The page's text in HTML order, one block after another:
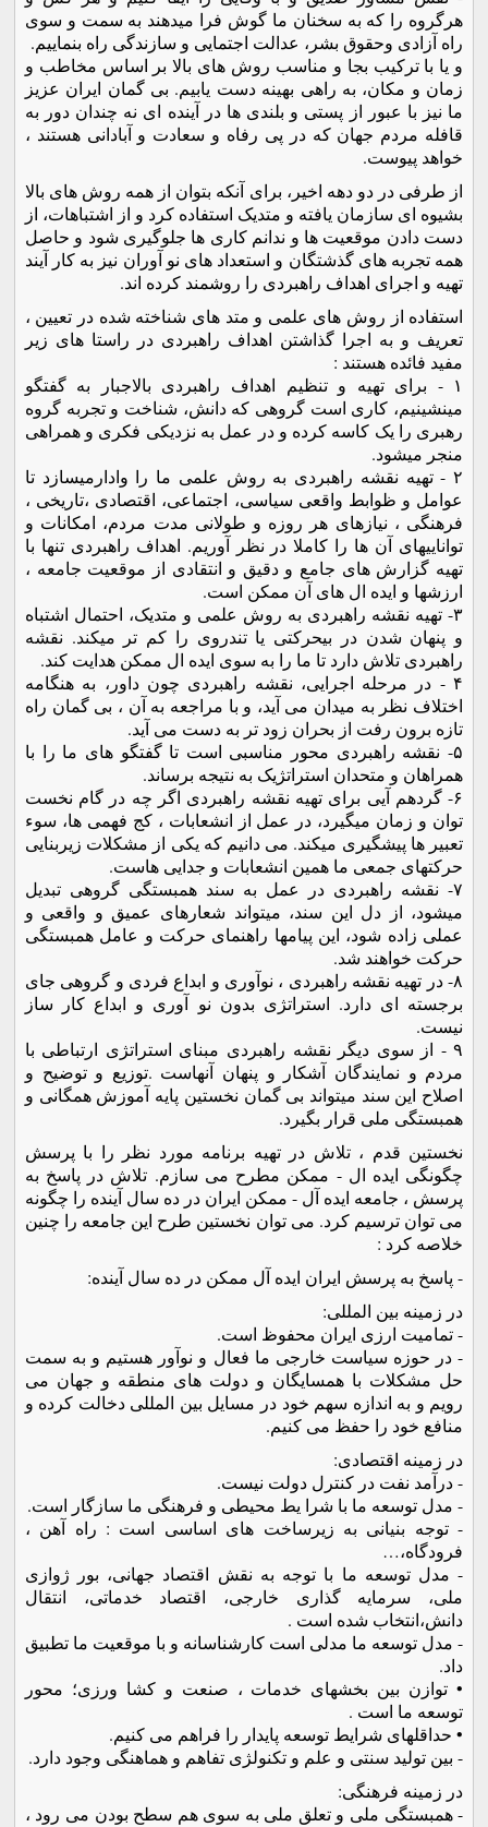
هرگروه را که به سخنان ما گوش فرا ميدهند به سمت و سوی
راه آزادی وحقوق بشر، عدالت اجتمايی و سازندگی راه بنماييم.
و يا با ترکيب بجا و مناسب روش های بالا بر اساس مخاطب و
زمان و مکان، به راهی بهينه دست يابيم. بی گمان ايران عزيز
ما نيز با عبور از پستی و بلندی ها در آينده ای نه چندان دور به
قافله مردم جهان که در پی رفاه و سعادت و آبادانی هستند ،
خواهد پيوست.
از طرفی در دو دهه اخير، برای آنکه بتوان از همه روش های بالا
بشيوه ای سازمان يافته و متديک استفاده کرد و از اشتباهات، از
دست دادن موقعيت ها و ندانم کاری ها جلوگيری شود و حاصل
همه تجربه های گذشتگان و استعداد های نو آوران نيز به کار آيند
تهيه و اجرای اهداف راهبردی را روشمند کرده اند.
استفاده از روش های علمی و متد های شناخته شده در تعيين ،
تعريف و به اجرا گذاشتن اهداف راهبردی در راستا های زير
مفيد فائده هستند :
۱ - برای تهيه و تنظيم اهداف راهبردی بالاجبار به گفتگو
مينشينيم، کاری است گروهی که دانش، شناخت و تجربه گروه
رهبری را يک کاسه کرده و در عمل به نزديکی فکری و همراهی
منجر ميشود.
۲ - تهيه نقشه راهبردی به روش علمی ما را وادارميسازد تا
عوامل و ظوابط واقعی سياسی، اجتماعی، اقتصادی ،تاريخی ،
فرهنگی ، نيازهای هر روزه و طولانی مدت مردم، امکانات و
تواناييهای آن ها را کاملا در نظر آوريم. اهداف راهبردی تنها با
تهيه گزارش های جامع و دقيق و انتقادی از موقعيت جامعه ،
ارزشها و ايده ال های آن ممکن است.
۳- تهيه نقشه راهبردی به روش علمی و متديک، احتمال اشتباه
و پنهان شدن در بيحرکتی يا تندروی را کم تر ميکند. نقشه
راهبردی تلاش دارد تا ما را به سوی ايده ال ممکن هدايت کند.
۴ - در مرحله اجرايی، نقشه راهبردی چون داور، به هنگامه
اختلاف نظر به ميدان می آيد، و با مراجعه به آن ، بی گمان راه
تازه برون رفت از بحران زود تر به دست می آيد.
۵- نقشه راهبردی محور مناسبی است تا گفتگو های ما را با
همراهان و متحدان استراتژيک به نتيجه برساند.
۶- گردهم آيی برای تهيه نقشه راهبردی اگر چه در گام نخست
توان و زمان ميگيرد، در عمل از انشعابات ، کج فهمی ها، سوء
تعبير ها پيشگيری ميکند. می دانيم که يکی از مشکلات زيربنايی
حرکتهای جمعی ما همين انشعابات و جدايی هاست.
۷- نقشه راهبردی در عمل به سند همبستگی گروهی تبديل
ميشود، از دل اين سند، ميتواند شعارهای عميق و واقعی و
عملی زاده شود، اين پيامها راهنمای حرکت و عامل همبستگی
حرکت خواهند شد.
۸- در تهيه نقشه راهبردی ، نوآوری و ابداع فردی و گروهی جای
برجسته ای دارد. استراتژی بدون نو آوری و ابداع کار ساز
نيست.
۹ - از سوی ديگر نقشه راهبردی مبنای استراتژی ارتباطی با
مردم و نمايندگان آشکار و پنهان آنهاست .توزيع و توضيح و
اصلاح اين سند ميتواند بی گمان نخستين پايه آموزش همگانی و
همبستگی ملی قرار بگيرد.
نخستين قدم ، تلاش در تهيه برنامه مورد نظر را با پرسش
چگونگی ايده ال - ممکن مطرح می سازم. تلاش در پاسخ به
پرسش ، جامعه ايده آل - ممکن ايران در ده سال آينده را چگونه
می توان ترسيم کرد. می توان نخستين طرح اين جامعه را چنين
خلاصه کرد :
- پاسخ به پرسش ايران ايده آل ممکن در ده سال آينده:
در زمينه بين المللی:
- تماميت ارزی ايران محفوظ است.
- در حوزه سياست خارجی ما فعال و نوآور هستيم و به سمت
حل مشکلات با همسايگان و دولت های منطقه و جهان می
رويم و به اندازه سهم خود در مسايل بين المللی دخالت کرده و
منافع خود را حفظ می کنيم.
در زمينه اقتصادی:
- درآمد نفت در کنترل دولت نيست.
- مدل توسعه ما با شرا يط محيطی و فرهنگی ما سازگار است.
- توجه بنيانی به زيرساخت های اساسی است : راه آهن ،
فرودگاه،…
- مدل توسعه ما با توجه به نقش اقتصاد جهانی، بور ژوازی
ملی، سرمايه گذاری خارجی، اقتصاد خدماتی، انتقال
دانش،انتخاب شده است .
- مدل توسعه ما مدلی است کارشناسانه و با موقعيت ما تطبيق
داد.
• توازن بين بخشهای خدمات ، صنعت و کشا ورزی؛ محور
توسعه ما است .
• حداقلهای شرايط توسعه پايدار را فراهم می کنيم.
- بين توليد سنتی و علم و تکنولژی تفاهم و هماهنگی وجود دارد.
در زمينه فرهنگی:
- همبستگی ملی و تعلق ملی به سوی هم سطح بودن می رود ،